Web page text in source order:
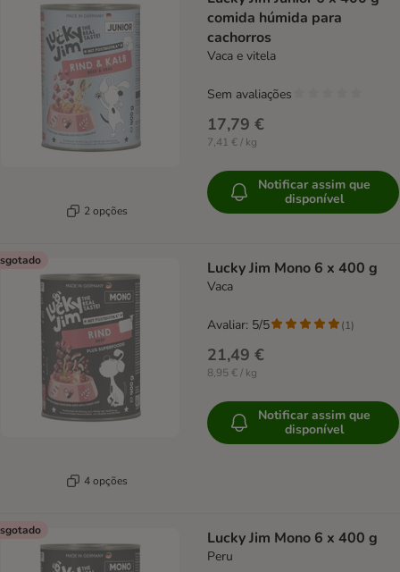
2 opções
comida húmida para
cachorros
Vaca e vitela
17,79 €
7,41 € / kg
Sem avaliações
Notificar assim que
disponível
4 opções
Lucky Jim Mono 6 x 400 g
Vaca
21,49 €
8,95 € / kg
Avaliar: 5/5 (1)
Notificar assim que
disponível
Lucky Jim Mono 6 x 400 g
Peru